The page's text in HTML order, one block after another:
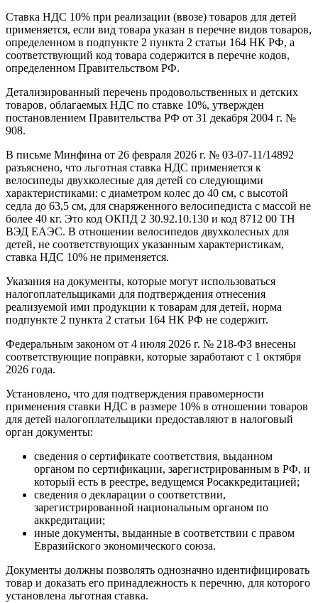
Ставка НДС 10% при реализации (ввозе) товаров для детей
применяется, если вид товара указан в перечне видов товаров,
определенном в подпункте 2 пункта 2 статьи 164 НК РФ, а
соответствующий код товара содержится в перечне кодов,
определенном Правительством РФ.
Детализированный перечень продовольственных и детских
товаров, облагаемых НДС по ставке 10%, утвержден
постановлением Правительства РФ от 31 декабря 2004 г. №
908.
В письме Минфина от 26 февраля 2026 г. № 03-07-11/14892
разъяснено, что льготная ставка НДС применяется к
велосипеды двухколесные для детей со следующими
характеристиками: с диаметром колес до 40 см, с высотой
седла до 63,5 см, для снаряженного велосипедиста с массой не
более 40 кг. Это код ОКПД 2 30.92.10.130 и код 8712 00 ТН
ВЭД ЕАЭС. В отношении велосипедов двухколесных для
детей, не соответствующих указанным характеристикам,
ставка НДС 10% не применяется.
Указания на документы, которые могут использоваться
налогоплательщиками для подтверждения отнесения
реализуемой ими продукции к товарам для детей, норма
подпункте 2 пункта 2 статьи 164 НК РФ не содержит.
Федеральным законом от 4 июля 2026 г. № 218-ФЗ внесены
соответствующие поправки, которые заработают с 1 октября
2026 года.
Установлено, что для подтверждения правомерности
применения ставки НДС в размере 10% в отношении товаров
для детей налогоплательщики предоставляют в налоговый
орган документы:
сведения о сертификате соответствия, выданном
органом по сертификации, зарегистрированным в РФ, и
который есть в реестре, ведущемся Росаккредитацией;
сведения о декларации о соответствии,
зарегистрированной национальным органом по
аккредитации;
иные документы, выданные в соответствии с правом
Евразийского экономического союза.
Документы должны позволять однозначно идентифицировать
товар и доказать его принадлежность к перечню, для которого
установлена льготная ставка.